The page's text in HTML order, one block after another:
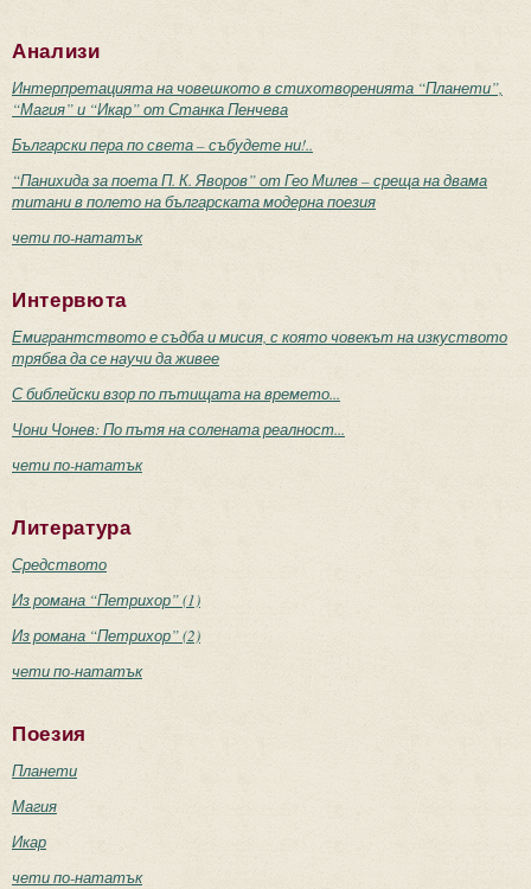
Анализи
Интерпретацията на човешкото в стихотворенията “Планети”,
“Магия” и “Икар” от Станка Пенчева
Български пера по света – събудете ни!..
“Панихида за поета П. К. Яворов” от Гео Милев – среща на двама
титани в полето на българската модерна поезия
чети по-нататък
Интервюта
Емигрантството е съдба и мисия, с която човекът на изкуството
трябва да се научи да живее
С библейски взор по пътищата на времето...
Чони Чонев: По пътя на солената реалност...
чети по-нататък
Литература
Средството
Из романа “Петрихор” (1)
Из романа “Петрихор” (2)
чети по-нататък
Поезия
Планети
Магия
Икар
чети по-нататък